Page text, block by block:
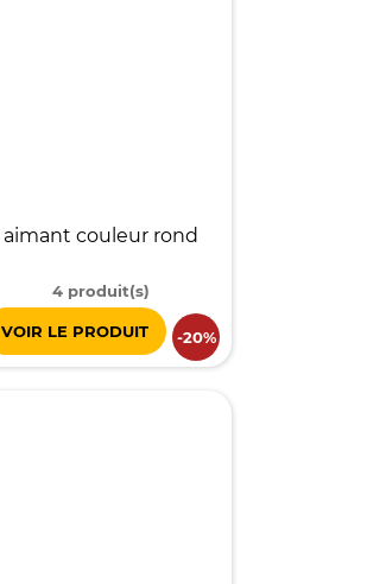
aimant couleur rond
4 produit(s)
VOIR LE PRODUIT -20%